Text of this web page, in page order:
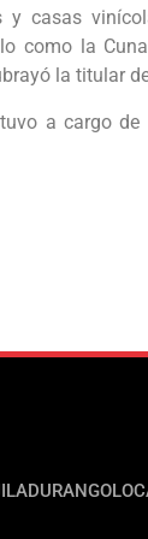
y casas
como la
la titular
a cargo
DURANGO